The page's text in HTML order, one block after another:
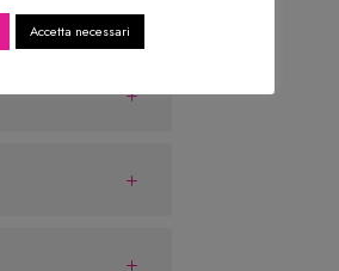
Accetta necessari